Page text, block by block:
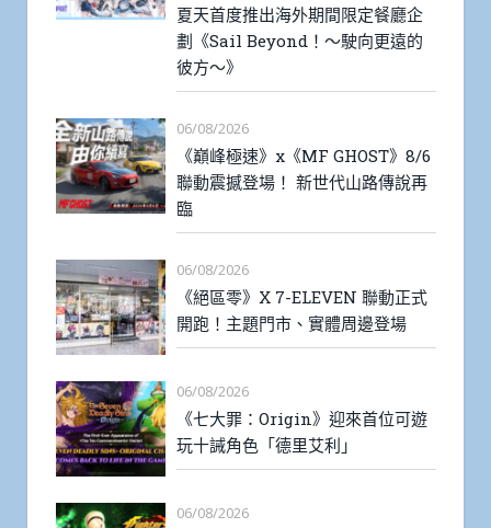
夏天首度推出海外期間限定餐廳企
劃《Sail Beyond！～駛向更遠的
彼方～》
06/08/2026
《巔峰極速》x《MF GHOST》8/6
聯動震撼登場！ 新世代山路傳說再
臨
06/08/2026
《絕區零》X 7-ELEVEN 聯動正式
開跑！主題門市、實體周邊登場
06/08/2026
《七大罪：Origin》迎來首位可遊
玩十誡角色「德里艾利」
06/08/2026